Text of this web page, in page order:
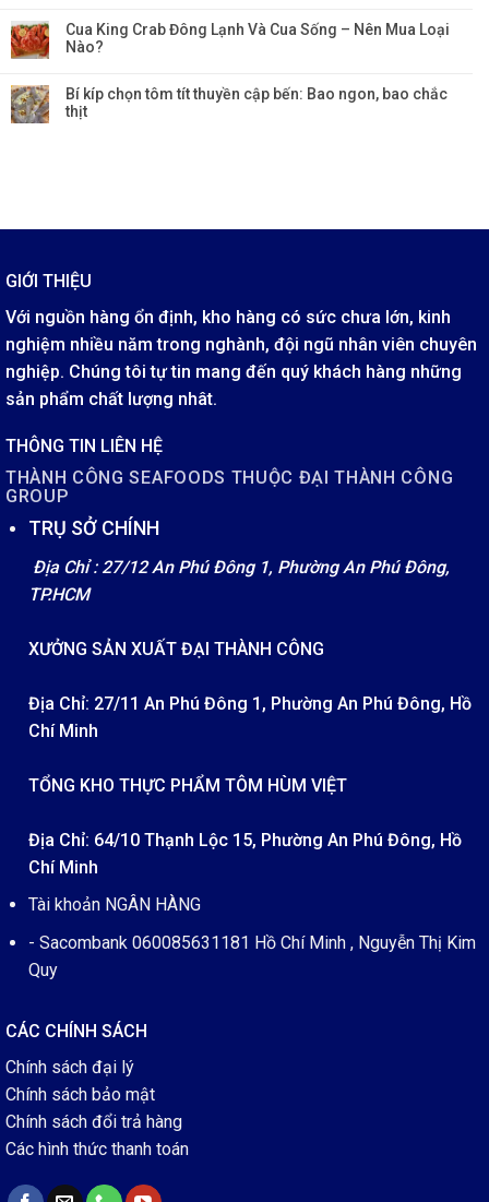
Cua King Crab Đông Lạnh Và Cua Sống – Nên Mua Loại
Nào?
Bí kíp chọn tôm tít thuyền cập bến: Bao ngon, bao chắc
thịt
GIỚI THIỆU
Với nguồn hàng ổn định, kho hàng có sức chưa lớn, kinh
nghiệm nhiều năm trong nghành, đội ngũ nhân viên chuyên
nghiệp. Chúng tôi tự tin mang đến quý khách hàng những
sản phẩm chất lượng nhât.
THÔNG TIN LIÊN HỆ
THÀNH CÔNG SEAFOODS THUỘC ĐẠI THÀNH CÔNG
GROUP
TRỤ SỞ CHÍNH
Địa Chỉ : 27/12 An Phú Đông 1, Phường An Phú Đông,
TP.HCM
XƯỞNG SẢN XUẤT ĐẠI THÀNH CÔNG
Địa Chỉ: 27/11 An Phú Đông 1, Phường An Phú Đông, Hồ
Chí Minh
TỔNG KHO THỰC PHẨM TÔM HÙM VIỆT
Địa Chỉ: 64/10 Thạnh Lộc 15, Phường An Phú Đông, Hồ
Chí Minh
Tài khoản NGÂN HÀNG
- Sacombank 060085631181 Hồ Chí Minh , Nguyễn Thị Kim
Quy
CÁC CHÍNH SÁCH
Chính sách đại lý
Chính sách bảo mật
Chính sách đổi trả hàng
Các hình thức thanh toán